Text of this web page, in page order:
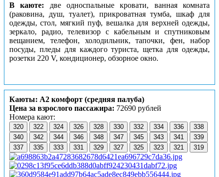
В каюте: две односпальные кровати, ванная комната
(раковина, душ, туалет), прикроватная тумба, шкаф для
одежды, стол, мягкий пуф, вешалка для верхней одежды,
зеркало, радио, телевизор с кабельным и спутниковым
вещанием, телефон, холодильник, тапочки, фен, набор
посуды, пледы для каждого туриста, щетка для одежды,
розетки 220 V, кондиционер, обзорное окно.
Каюты: А2 комфорт (средняя палуба)
Цена за взрослого пассажира: 72690 рублей
Номера кают:
320 322 324 326 328 330 332 334 336
338
340
342 344 346 348 347 345 343 341
339
337
335 333 331 329 327 325 323 321 319